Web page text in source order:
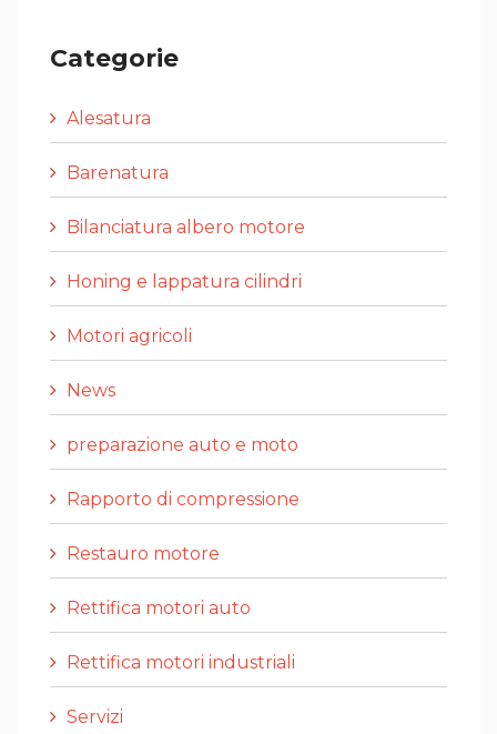
Categorie
Alesatura
Barenatura
Bilanciatura albero motore
Honing e lappatura cilindri
Motori agricoli
News
preparazione auto e moto
Rapporto di compressione
Restauro motore
Rettifica motori auto
Rettifica motori industriali
Servizi